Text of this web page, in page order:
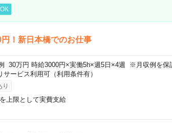
円！新日本橋でのお仕事
30万円 時給3000円×実働5h×週5日×4週 ※月収例を保
ービス利用可（利用条件有）
り
上限として実費支給